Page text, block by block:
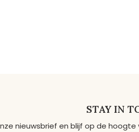
STAY IN
nieuwsbrief en blijf op de